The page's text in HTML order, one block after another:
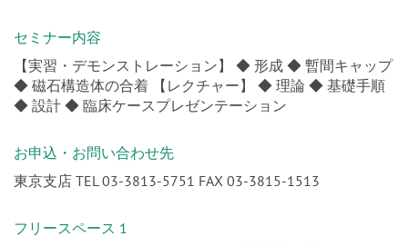
セミナー内容
【実習・デモンストレーション】 ◆ 形成 ◆ 暫間キャップ
◆ 磁石構造体の合着 【レクチャー】 ◆ 理論 ◆ 基礎手順
◆ 設計 ◆ 臨床ケースプレゼンテーション
お申込・お問い合わせ先
東京支店 TEL 03-3813-5751 FAX 03-3815-1513
フリースペース 1